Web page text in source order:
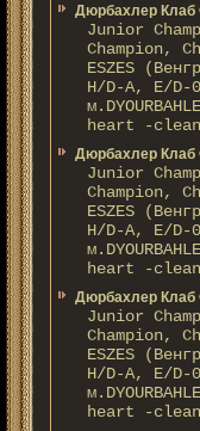
Дюрбахлер Клаб
Junior
Champion,
ESZES
H/D-A, E/D-
heart -
Дюрбахлер Клаб
Junior
Champion,
ESZES
H/D-A, E/D-
heart -
Дюрбахлер Клаб
Junior
Champion,
ESZES
H/D-A, E/D-
heart -